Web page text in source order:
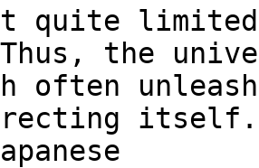
quite
the
often
itself.